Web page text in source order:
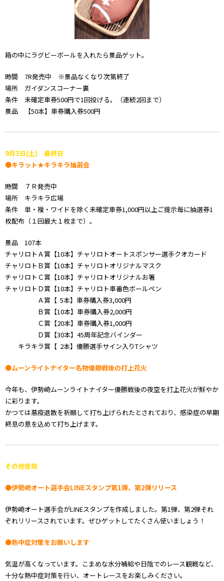
箱の中にラグビーボールを入れたら景品ゲット。
時間 7R発売中 ※景品なくなり次第終了
場所 ガイダンスコーナー裏
条件 未確定車券500円で1回投げる。（連続2回まで）
景品 【50本】車券購入券500円
9月3日(土) 最終日
●キラット★キラキラ抽選会
時間 ７Ｒ発売中
場所 キラキラ広場
条件 単・複・ワイドを除く未確定車券1,000円以上ご提示毎に抽選券1
枚配布（１回最大１枚まで）。
景品 107本
チャリロトＡ賞【10本】チャリロトオートスポンサー選手クオカード
チャリロトＢ賞【10本】チャリロトオリジナルマスク
チャリロトＣ賞【10本】チャリロトオリジナルお箸
チャリロトＤ賞【10本】チャリロト車番色ボールペン
Ａ賞【 5本】車券購入券3,000円
Ｂ賞【10本】車券購入券2,000円
Ｃ賞【20本】車券購入券1,000円
Ｄ賞【30本】45周年記念バインダー
キラキラ賞【 2本】優勝選手サイン入りTシャツ
●ムーンライトナイター名物優勝戦後の打上花火
今年も、伊勢崎ムーンライトナイター優勝戦後の夜空を打上花火が鮮やか
に彩ります。
かつては悪疫退散を祈願して打ち上げられたとされており、感染症の早期
終息の意を込めて打ち上げます。
その他告知
●伊勢崎オート選手会LINEスタンプ第1弾、第2弾リリース
伊勢崎オート選手会がLINEスタンプを作成しました。第1弾、第2弾それ
ぞれリリースされています。ぜひゲットしてたくさん使いましょう！
●熱中症対策をお願いします
気温が高くなっています。こまめな水分補給や日陰でのレース観戦など、
十分な熱中症対策を行い、オートレースをお楽しみください。